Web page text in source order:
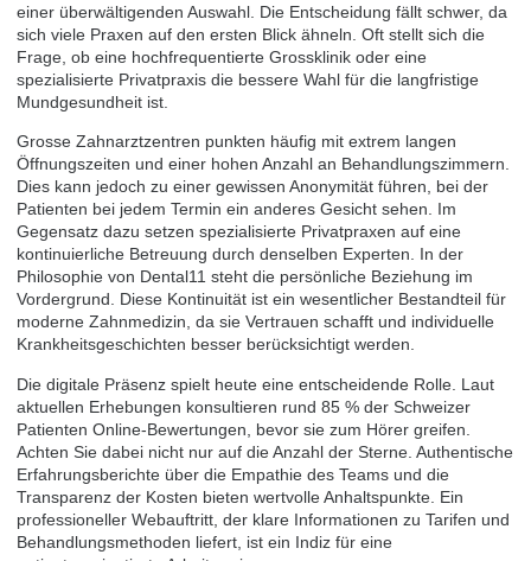
einer überwältigenden Auswahl. Die Entscheidung fällt schwer, da
sich viele Praxen auf den ersten Blick ähneln. Oft stellt sich die
Frage, ob eine hochfrequentierte Grossklinik oder eine
spezialisierte Privatpraxis die bessere Wahl für die langfristige
Mundgesundheit ist.
Grosse Zahnarztzentren punkten häufig mit extrem langen
Öffnungszeiten und einer hohen Anzahl an Behandlungszimmern.
Dies kann jedoch zu einer gewissen Anonymität führen, bei der
Patienten bei jedem Termin ein anderes Gesicht sehen. Im
Gegensatz dazu setzen spezialisierte Privatpraxen auf eine
kontinuierliche Betreuung durch denselben Experten. In der
Philosophie von Dental11 steht die persönliche Beziehung im
Vordergrund. Diese Kontinuität ist ein wesentlicher Bestandteil für
moderne Zahnmedizin , da sie Vertrauen schafft und individuelle
Krankheitsgeschichten besser berücksichtigt werden.
Die digitale Präsenz spielt heute eine entscheidende Rolle. Laut
aktuellen Erhebungen konsultieren rund 85 % der Schweizer
Patienten Online-Bewertungen, bevor sie zum Hörer greifen.
Achten Sie dabei nicht nur auf die Anzahl der Sterne. Authentische
Erfahrungsberichte über die Empathie des Teams und die
Transparenz der Kosten bieten wertvolle Anhaltspunkte. Ein
professioneller Webauftritt, der klare Informationen zu Tarifen und
Behandlungsmethoden liefert, ist ein Indiz für eine